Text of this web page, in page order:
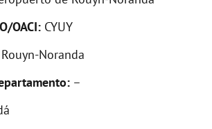
i
OACI: CYUY
Rouyn-Noranda
–